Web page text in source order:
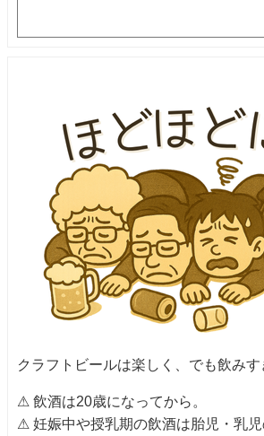
クラフトビールは楽しく、でも飲みす
⚠ 飲酒は20歳になってから。
⚠ 妊娠中や授乳期の飲酒は胎児・乳